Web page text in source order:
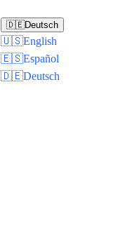
🇩🇪Deutsch
🇺🇸English
🇪🇸Español
🇩🇪Deutsch